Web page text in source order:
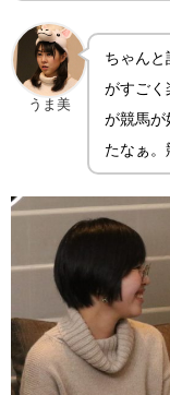
うま美
ちゃん
がすごく
が競馬が
たなぁ。